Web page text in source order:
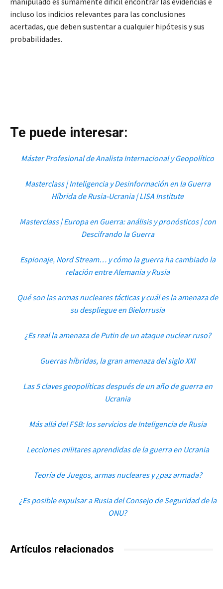
incluso los indicios relevantes para las conclusiones
acertadas, que deben sustentar a cualquier hipótesis y sus
probabilidades.
Te puede interesar:
Máster Profesional de Analista Internacional y Geopolítico
Masterclass | Inteligencia y Desinformación en la Guerra
Híbrida de Rusia-Ucrania | LISA Institute
Masterclass | Europa en Guerra: análisis y pronósticos | con
Descifrando la Guerra
Espionaje, Nord Stream… y cómo la guerra ha cambiado la
relación entre Alemania y Rusia
Qué son las armas nucleares tácticas y cuál es la amenaza de
su despliegue en Bielorrusia
¿Es real la amenaza de Putin de un ataque nuclear ruso?
Guerras híbridas, la gran amenaza del siglo XXI
Las 5 claves geopolíticas después de un año de guerra en
Ucrania
Más allá del FSB: los servicios de Inteligencia de Rusia
Lecciones militares aprendidas de la guerra en Ucrania
Teoría de Juegos, armas nucleares y ¿paz armada?
¿Es posible expulsar a Rusia del Consejo de Seguridad de la
ONU?
Artículos relacionados